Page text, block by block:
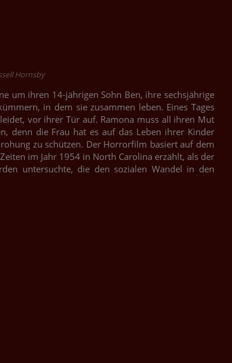
Hornsby
um ihren 14-jährigen Sohn Ben, ihre sechsjährige
in dem sie zusammen leben. Eines Tages
vor ihrer Tür auf. Ramona muss all ihren Mut
denn die Frau hat es auf das Leben ihrer Kinder
zu schützen. Der Horrorfilm basiert auf dem
im Jahr 1954 in North Carolina erzählt, als der
untersuchte, die den sozialen Wandel in den